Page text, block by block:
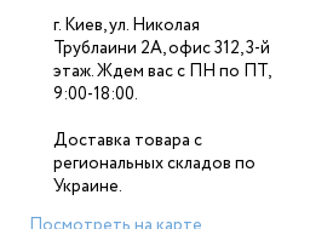
г. Киев, ул. Николая
Трублаини 2А, офис 312, 3-й
этаж. Ждем вас с ПН по ПТ,
9:00-18:00.
Доставка товара с
региональных складов по
Украине.